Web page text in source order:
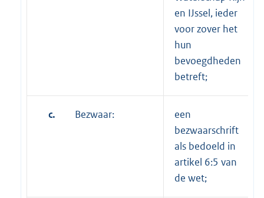
en IJssel, ieder
voor zover het
hun
bevoegdheden
betreft;
c. Bezwaar:
een
bezwaarschrift
als bedoeld in
artikel 6:5 van
de wet;